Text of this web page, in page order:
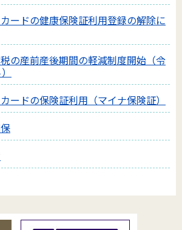
ードの健康保険証利用登録の解除に
の産前産後期間の軽減制度開始（令
ードの保険証利用（マイナ保険証）